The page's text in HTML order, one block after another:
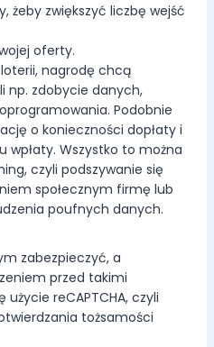
żeby zwiększyć liczbę wejść
oferty.
nagrodę chcą
np. zdobycie danych,
Podobnie
o konieczności dopłaty i
wpłaty. Wszystko to można
czyli podszywanie się
społecznym firmę lub
poufnych danych.
zabezpieczyć, a
przed takimi
reCAPTCHA, czyli
tożsamości